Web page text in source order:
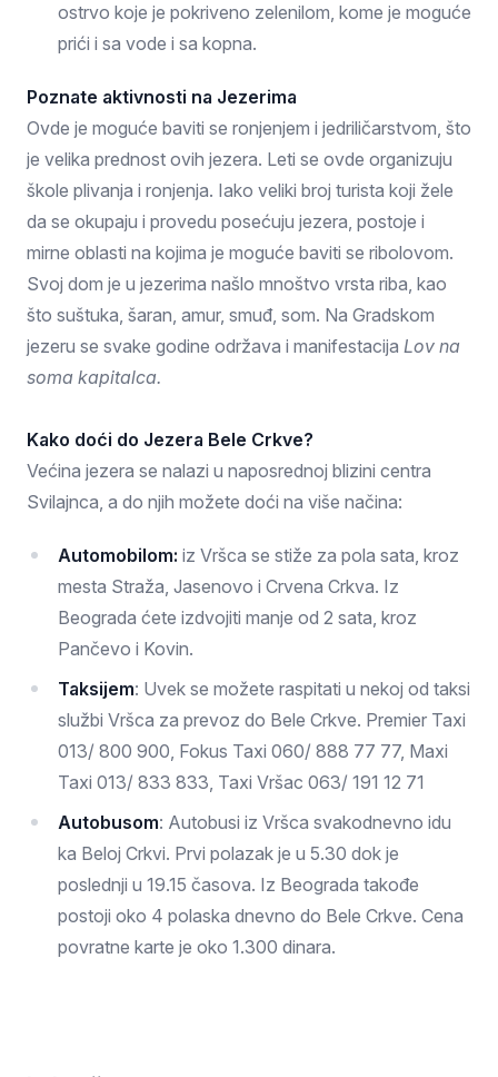
ostrvo koje je pokriveno zelenilom, kome je moguće
prići i sa vode i sa kopna.
Poznate aktivnosti na Jezerima
Ovde je moguće baviti se ronjenjem i jedriličarstvom, što
je velika prednost ovih jezera. Leti se ovde organizuju
škole plivanja i ronjenja. Iako veliki broj turista koji žele
da se okupaju i provedu posećuju jezera, postoje i
mirne oblasti na kojima je moguće baviti se ribolovom.
Svoj dom je u jezerima našlo mnoštvo vrsta riba, kao
što suštuka, šaran, amur, smuđ, som. Na Gradskom
jezeru se svake godine održava i manifestacija Lov na
soma kapitalca.
Kako doći do Jezera Bele Crkve?
Većina jezera se nalazi u naposrednoj blizini centra
Svilajnca, a do njih možete doći na više načina:
Automobilom: iz Vršca se stiže za pola sata, kroz
mesta Straža, Jasenovo i Crvena Crkva. Iz
Beograda ćete izdvojiti manje od 2 sata, kroz
Pančevo i Kovin.
Taksijem: Uvek se možete raspitati u nekoj od taksi
službi Vršca za prevoz do Bele Crkve. Premier Taxi
013/ 800 900, Fokus Taxi 060/ 888 77 77, Maxi
Taxi 013/ 833 833, Taxi Vršac 063/ 191 12 71
Autobusom: Autobusi iz Vršca svakodnevno idu
ka Beloj Crkvi. Prvi polazak je u 5.30 dok je
poslednji u 19.15 časova. Iz Beograda takođe
postoji oko 4 polaska dnevno do Bele Crkve. Cena
povratne karte je oko 1.300 dinara.